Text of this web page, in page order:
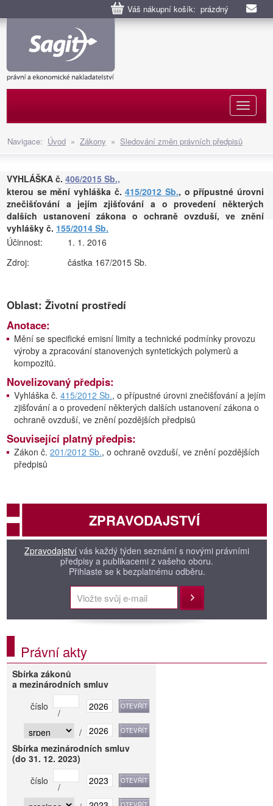
Váš nákupní košík: prázdný
Navigace: Úvod » Zákony » Sledování změn právních předpisů
VYHLÁŠKA č. 406/2015 Sb.,
kterou se mění vyhláška č.415/2012 Sb., o přípustné úrovni
znečišťování a jejím zjišťování a o provedení některých
dalších ustanovení zákona o ochraně ovzduší, ve znění
vyhlášky č. 155/2014 Sb.
Účinnost:
1. 1. 2016
Zdroj:
částka 167/2015 Sb.
Oblast: Životní prostředí
Anotace:
Mění se specifické emisní limity a technické podmínky provozu
výroby a zpracování stanovených syntetických polymerů a
kompozitů.
Novelizovaný předpis:
Vyhláška č. 415/2012 Sb., o přípustné úrovni znečišťování a jejím
zjišťování a o provedení některých dalších ustanovení zákona o
ochraně ovzduší, ve znění pozdějších předpisů
Související platný předpis:
Zákon č. 201/2012 Sb., o ochraně ovzduší, ve znění pozdějších
předpisů
ZPRAVODAJSTVÍ
Zpravodajství vás každý týden seznámí s novými právními
předpisy a publikacemi z vašeho oboru.
Přihlaste se k bezplatnému odběru.
Přihlásit
Právní akty
Sbírka zákonů
a mezinárodních smluv
číslo
/
/
Sbírka mezinárodních smluv
(do 31. 12. 2023)
číslo
/